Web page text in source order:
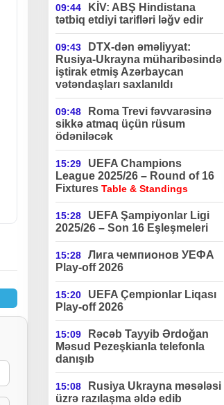
09:44
KİV: ABŞ Hindistana
tətbiq etdiyi tarifləri ləğv edir
09:43
DTX-dən əməliyyat:
Rusiya-Ukrayna müharibəsində
iştirak etmiş Azərbaycan
vətəndaşları saxlanıldı
09:48
Roma Trevi fəvvarəsinə
sikkə atmaq üçün rüsum
ödəniləcək
15:29
UEFA Champions
League 2025/26 – Round of 16
Fixtures Table & Standings
15:28
UEFA Şampiyonlar Ligi
2025/26 – Son 16 Eşleşmeleri
15:28
Лига чемпионов УЕФА
Play-off 2026
15:20
UEFA Çempionlar Liqası
Play-off 2026
15:09
Rəcəb Tayyib Ərdoğan
Məsud Pezeşkianla telefonla
danışıb
15:08
Rusiya Ukrayna məsələsi
üzrə razılaşma əldə edib